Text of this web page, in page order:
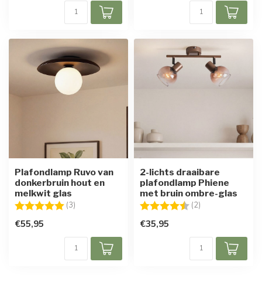
Plafondlamp Ruvo van
donkerbruin hout en
melkwit glas
Beoordeling: (3)
€55,95
2-lichts draaibare
plafondlamp Phiene
met bruin ombre-glas
Beoordeling: (2)
€35,95